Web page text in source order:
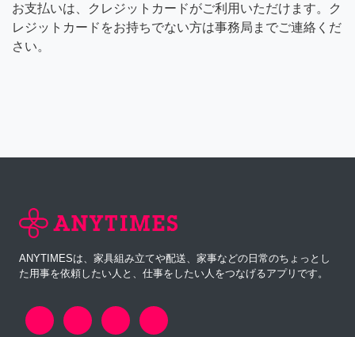
お支払いは、クレジットカードがご利用いただけます。ク
レジットカードをお持ちでない方は事務局までご連絡くだ
さい。
ANYTIMESは、家具組み立てや配送、家事などの日常のちょっとし
た用事を依頼したい人と、仕事をしたい人をつなげるアプリです。